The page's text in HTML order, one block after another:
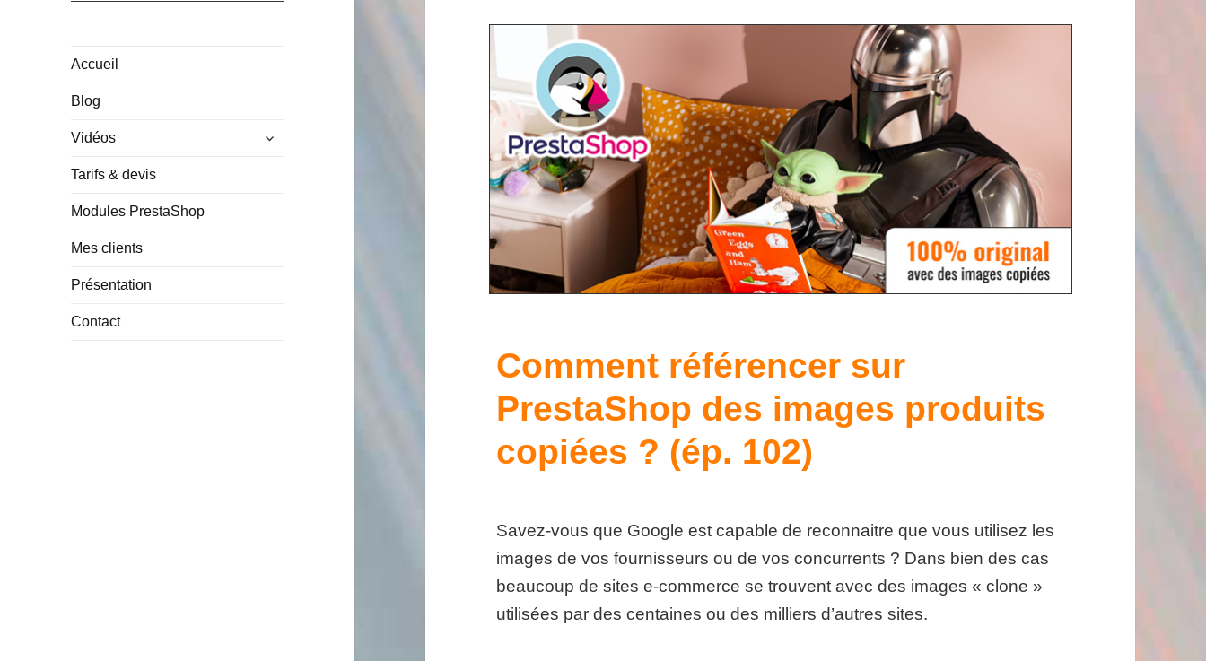
Accueil
Blog
Vidéos
ouvrir
Tarifs & devis
Modules PrestaShop
Mes clients
Présentation
Contact
Comment référencer sur
PrestaShop des images produits
copiées ? (ép. 102)
Savez-vous que Google est capable de reconnaitre que vous utilisez les
images de vos fournisseurs ou de vos concurrents ? Dans bien des cas
beaucoup de sites e-commerce se trouvent avec des images « clone »
utilisées par des centaines ou des milliers d’autres sites.